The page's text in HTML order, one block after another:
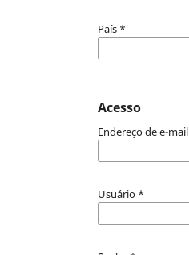
País *
Acesso
Endereço de e-mail
Usuário *